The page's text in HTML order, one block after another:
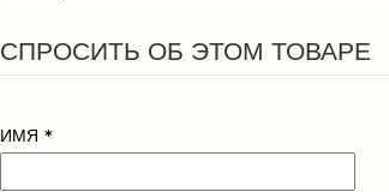
СПРОСИТЬ ОБ ЭТОМ ТОВАРЕ
ИМЯ *